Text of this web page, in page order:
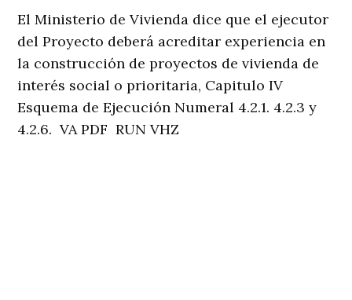
El Ministerio de Vivienda dice que el ejecutor
del Proyecto deberá acreditar experiencia en
la construcción de proyectos de vivienda de
interés social o prioritaria, Capitulo IV
Esquema de Ejecución Numeral 4.2.1. 4.2.3 y
4.2.6. VA PDF RUN VHZ